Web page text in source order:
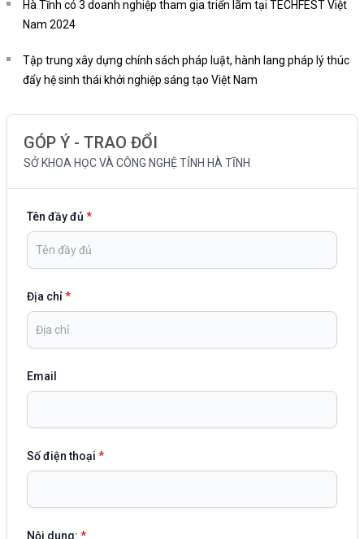
Hà Tĩnh có 3 doanh nghiệp tham gia triển lãm tại TECHFEST Việt
Nam 2024
Tập trung xây dựng chính sách pháp luật, hành lang pháp lý thúc
đẩy hệ sinh thái khởi nghiệp sáng tạo Việt Nam
GÓP Ý - TRAO ĐỔI
SỞ KHOA HỌC VÀ CÔNG NGHỆ TỈNH HÀ TĨNH
Tên đầy đủ *
Địa chỉ*
Email
Số điện thoại *
Nội dung: *